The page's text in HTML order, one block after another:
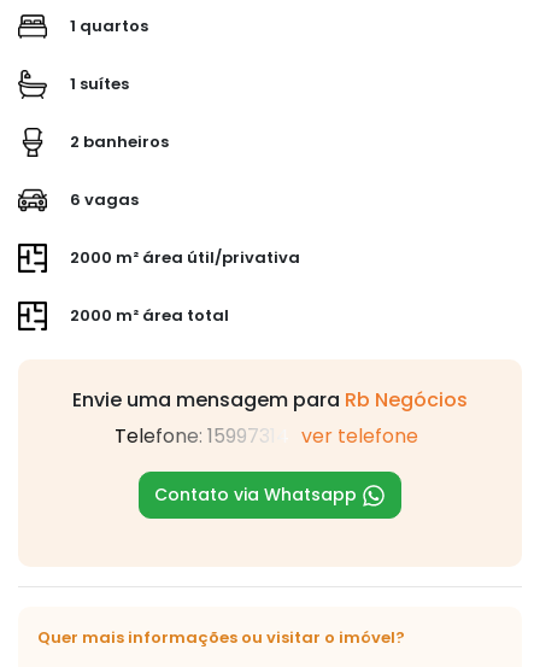
1 quartos
1 suítes
2 banheiros
6 vagas
2000 m² área útil/privativa
2000 m² área total
Envie uma mensagem para Rb Negócios
Telefone: 15997314
ver telefone
Contato via Whatsapp
Quer mais informações ou visitar o imóvel?